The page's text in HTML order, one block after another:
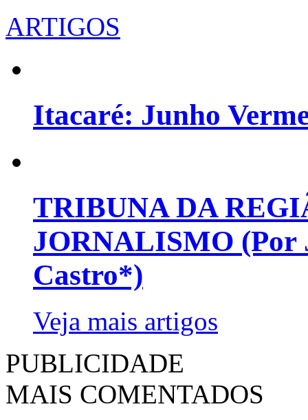
ARTIGOS
Itacaré: Junho
TRIBUNA DA
JORNALISMO (Por
Castro*)
Veja mais artigos
PUBLICIDADE
MAIS COMENTADOS